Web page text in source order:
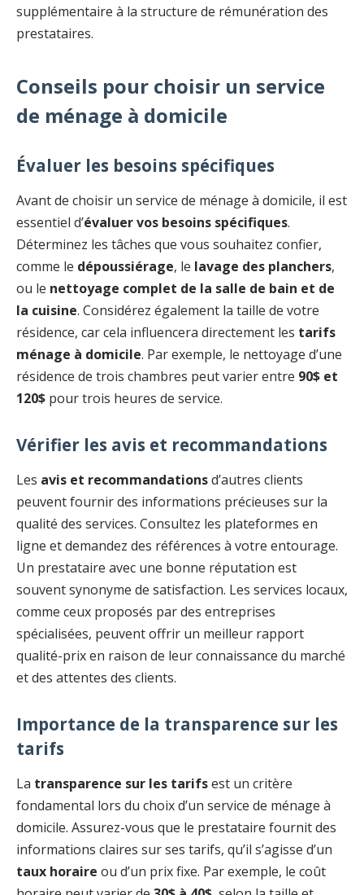
supplémentaire à la structure de rémunération des
prestataires.
Conseils pour choisir un service
de ménage à domicile
Évaluer les besoins spécifiques
Avant de choisir un service de ménage à domicile, il est
essentiel d’évaluer vos besoins spécifiques.
Déterminez les tâches que vous souhaitez confier,
comme le dépoussiérage, le lavage des planchers,
ou le nettoyage complet de la salle de bain et de
la cuisine. Considérez également la taille de votre
résidence, car cela influencera directement les tarifs
ménage à domicile. Par exemple, le nettoyage d’une
résidence de trois chambres peut varier entre 90$ et
120$ pour trois heures de service.
Vérifier les avis et recommandations
Les avis et recommandationsd’autres clients
peuvent fournir des informations précieuses sur la
qualité des services. Consultez les plateformes en
ligne et demandez des références à votre entourage.
Un prestataire avec une bonne réputation est
souvent synonyme de satisfaction. Les services locaux,
comme ceux proposés par des entreprises
spécialisées, peuvent offrir un meilleur rapport
qualité-prix en raison de leur connaissance du marché
et des attentes des clients.
Importance de la transparence sur les
tarifs
La transparence sur les tarifsest un critère
fondamental lors du choix d’un service de ménage à
domicile. Assurez-vous que le prestataire fournit des
informations claires sur ses tarifs, qu’il s’agisse d’un
taux horaire ou d’un prix fixe. Par exemple, le coût